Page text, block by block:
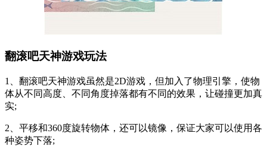
翻滚吧天神游戏玩法
1、翻滚吧天神游戏虽然是2D游戏，但加入了物理引擎，使物
体从不同高度、不同角度掉落都有不同的效果，让碰撞更加真
实;
2、平移和360度旋转物体，还可以镜像，保证大家可以使用各
种姿势下落;